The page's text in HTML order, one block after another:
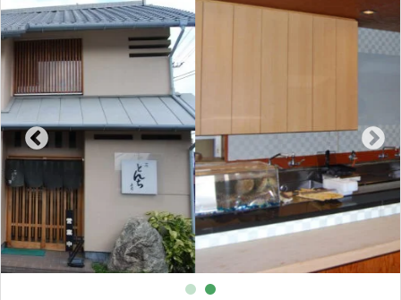
グルメ